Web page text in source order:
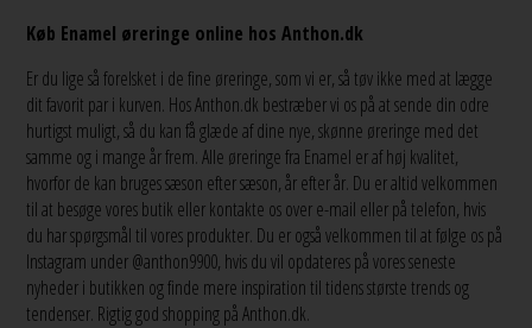
Køb Enamel øreringe online hos Anthon.dk
Er du lige så forelsket i de fine øreringe, som vi er, så tøv ikke med at lægge
dit favorit par i kurven. Hos Anthon.dk bestræber vi os på at sende din odre
hurtigst muligt, så du kan få glæde af dine nye, skønne øreringe med det
samme og i mange år frem. Alle øreringe fra Enamel er af høj kvalitet,
hvorfor de kan bruges sæson efter sæson, år efter år. Du er altid velkommen
til at besøge vores butik eller kontakte os over e-mail eller på telefon, hvis
du har spørgsmål til vores produkter. Du er også velkommen til at følge os på
Instagram under @anthon9900, hvis du vil opdateres på vores seneste
nyheder i butikken og finde mere inspiration til tidens største trends og
tendenser. Rigtig god shopping på Anthon.dk.